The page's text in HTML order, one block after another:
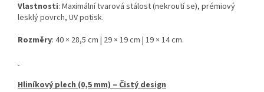
Vlastnosti: Maximální tvarová stálost (nekroutí se), prémiový
lesklý povrch, UV potisk.
Rozměry: 40 × 28,5 cm | 29 × 19 cm | 19 × 14 cm.
Hliníkový plech (0,5 mm) – Čistý design